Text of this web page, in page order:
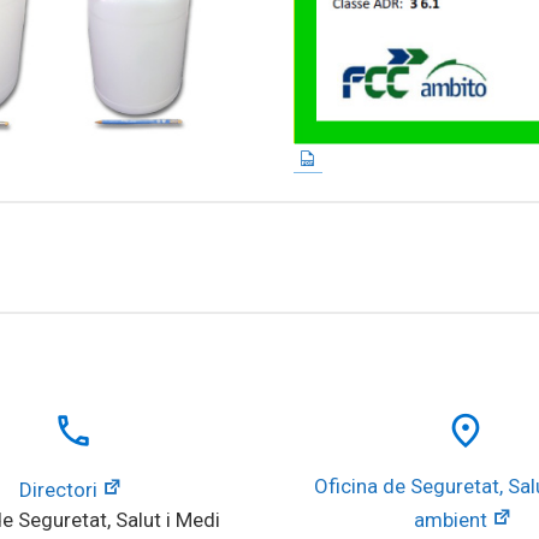
local_phone
Directori
Seguretat, Salut i Medi
place
Oficina de Seguretat,
ambient